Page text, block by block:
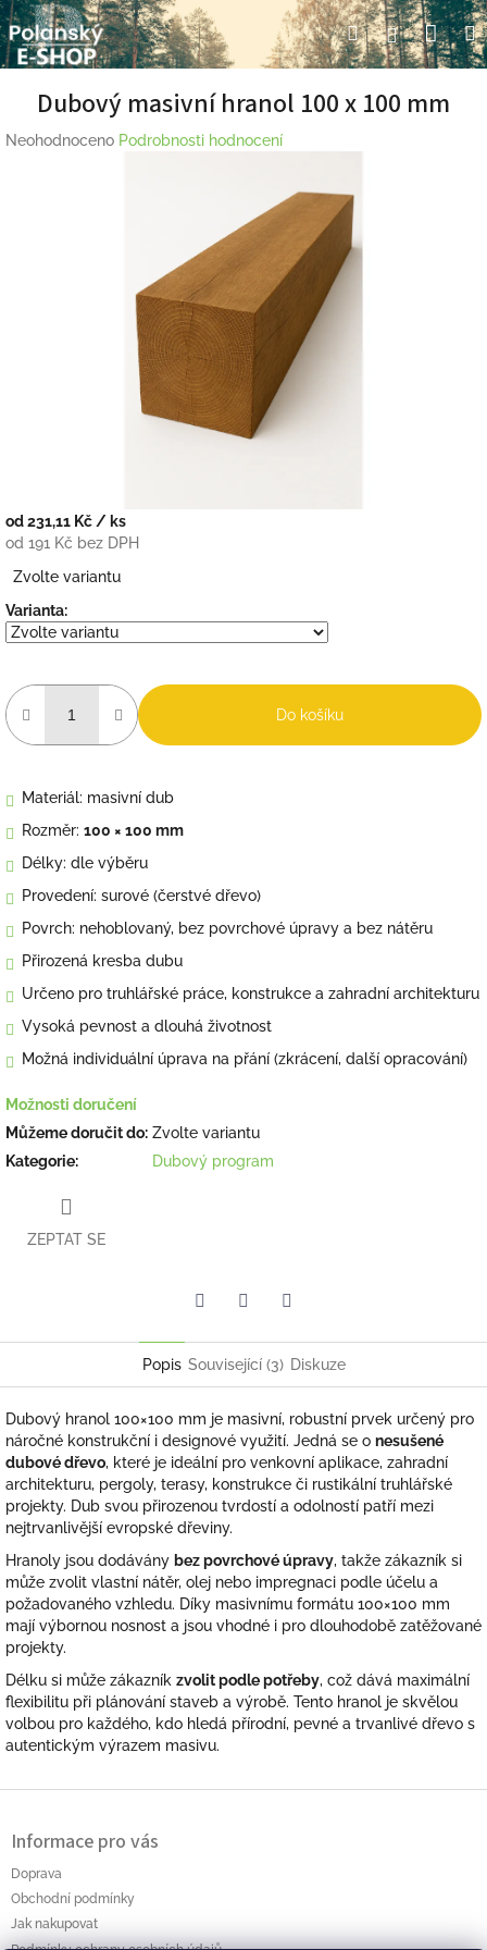
Přejít
na
obsah
HledatPřihlášení
Dubový masivní hranol 100 x 100 mm
Průměrné
Neohodnoceno Podrobnosti hodnocení
od231,11 Kč / ks
od 191 Kč bez DPH
cena:
Zvolte variantu
Varianta:
Do košíku
Materiál: masivní dub
Rozměr: 100 × 100 mm
Délky: dle výběru
Provedení: surové (čerstvé dřevo)
Povrch: nehoblovaný, bez povrchové úpravy a bez nátěru
Přirozená kresba dubu
Určeno pro truhlářské práce, konstrukce a zahradní architekturu
Vysoká pevnost a dlouhá životnost
Možná individuální úprava na přání (zkrácení, další opracování)
Možnosti doručení
Můžeme doručit do: Zvolte variantu
Kategorie: Dubový program
ZEPTAT SE
Popis Související (3) Diskuze
Dubový hranol 100×100 mm je masivní, robustní prvek určený pro
náročné konstrukční i designové využití. Jedná se o nesušené
dubové dřevo, které je ideální pro venkovní aplikace, zahradní
architekturu, pergoly, terasy, konstrukce či rustikální truhlářské
projekty. Dub svou přirozenou tvrdostí a odolností patří mezi
nejtrvanlivější evropské dřeviny.
Hranoly jsou dodávány bez povrchové úpravy, takže zákazník si
může zvolit vlastní nátěr, olej nebo impregnaci podle účelu a
požadovaného vzhledu. Díky masivnímu formátu 100×100 mm
mají výbornou nosnost a jsou vhodné i pro dlouhodobě zatěžované
projekty.
Délku si může zákazník zvolit podle potřeby, což dává maximální
flexibilitu při plánování staveb a výrobě. Tento hranol je skvělou
volbou pro každého, kdo hledá přírodní, pevné a trvanlivé dřevo s
autentickým výrazem masivu.
Informace pro vás
Doprava
Obchodní podmínky
Jak nakupovat